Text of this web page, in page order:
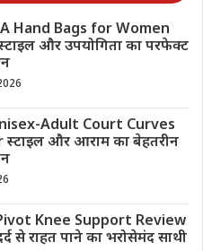
Hand Bags for Women
और उपयोगिता का परफेक्ट
Adult Court Curves
स्टाइल और आराम का बेहतरीन
Knee Support Review
से राहत पाने का भरोसेमंद साथी